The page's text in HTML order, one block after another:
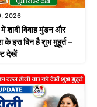
2026
शादी विवाह मुंडन और
के इस दिन है शुभ मुहूर्त –
देखें